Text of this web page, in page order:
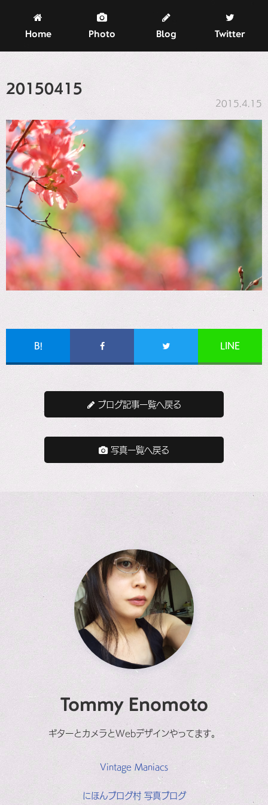
Home Photo Blog Twitter
20150415
2015.4.15
B! LINE
ブログ記事一覧へ戻る
写真一覧へ戻る
Tommy Enomoto
ギターとカメラとWebデザインやってます。
Vintage Maniacs
にほんブログ村 写真ブログ